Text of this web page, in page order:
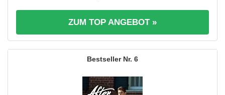
ZUM TOP ANGEBOT »
6